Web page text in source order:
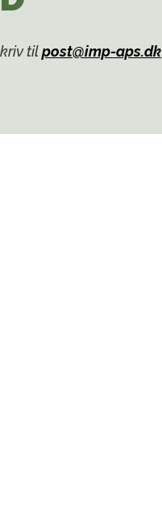
tilpost@imp-aps.dk